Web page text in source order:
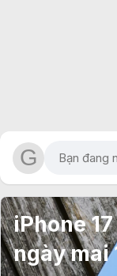
iPhone
ngày mai